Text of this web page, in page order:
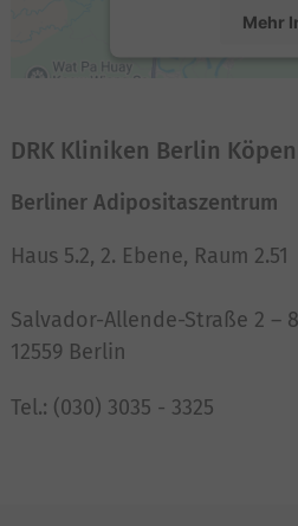
Mehr
DRK Kliniken Berlin
Berliner Adipositaszentrum
Haus 5.2, 2. Ebene, Raum 2.51
Salvador-Allende-Straße 2 – 8
12559 Berlin
Tel.: (030) 3035 - 3325